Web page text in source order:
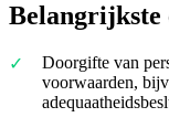
Belangrijkste
Doorgifte van
voorwaarden,